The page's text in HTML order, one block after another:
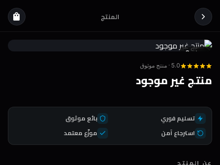
المنتج shopping_bag
Coda
5.0 · منتج موثوق
منتج غير موجود
تسليم فوري
بائع موثوق
استرجاع آمن
موزّع معتمد